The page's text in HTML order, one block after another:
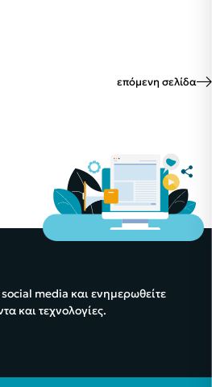
επόμενη σελίδα
media και ενημερωθείτε
και τεχνολογίες.